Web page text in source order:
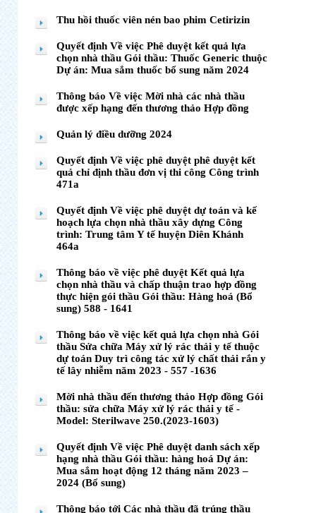
Thu hồi thuốc viên nén bao phim Cetirizin
Quyết định Về việc Phê duyệt kết quả lựa
chọn nhà thầu Gói thầu: Thuốc Generic thuộc
Dự án: Mua sắm thuốc bổ sung năm 2024
Thông báo Về việc Mời nhà các nhà thầu
được xếp hạng đến thương thảo Hợp đồng
Quản lý điều dưỡng 2024
Quyết định Về việc phê duyệt phê duyệt kết
quả chỉ định thầu đơn vị thi công Công trình
471a
Quyết định Về việc phê duyệt dự toán và kế
hoạch lựa chọn nhà thầu xây dựng Công
trình: Trung tâm Y tế huyện Diên Khánh
464a
Thông báo về việc phê duyệt Kết quả lựa
chọn nhà thầu và chấp thuận trao hợp đồng
thực hiện gói thầu Gói thầu: Hàng hoá (Bổ
sung) 588 - 1641
Thông báo về việc kết quả lựa chọn nhà Gói
thầu Sửa chữa Máy xử lý rác thải y tế thuộc
dự toán Duy trì công tác xử lý chất thải rắn y
tế lây nhiễm năm 2023 - 557 -1636
Mời nhà thầu đến thương thảo Hợp đồng Gói
thầu: sửa chữa Máy xử lý rác thải y tế -
Model: Sterilwave 250.(2023-1603)
Quyết định Về việc Phê duyệt danh sách xếp
hạng nhà thầu Gói thầu: hàng hoá Dự án:
Mua sắm hoạt động 12 tháng năm 2023 –
2024 (Bổ sung)
Thông báo tới Các nhà thầu đã trúng thầu